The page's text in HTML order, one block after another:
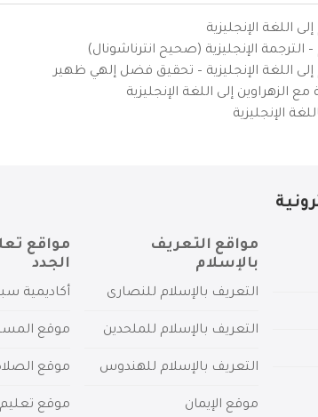
اللغة الإنجليزية
الترجمة الإنجليزية (صحيح انترناشونال)
إلى اللغة الإنجليزية – تحقيق فضل إلهي ظهير
الزهراوين إلى اللغة الإنجليزية
الإنجليزية
مواقع التعريف
بالإسلام
التعريف بالإسلام للنصارى
التعريف بالإسلام للملحدين
التعريف بالإسلام للهندوس
موقع الإيمان
مواقع
الجدد
أكاديمية
موقع
موقع
موقع